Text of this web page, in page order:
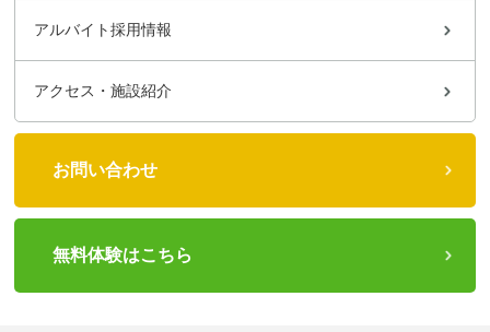
アルバイト採用情報
アクセス・施設紹介
お問い合わせ
無料体験はこちら